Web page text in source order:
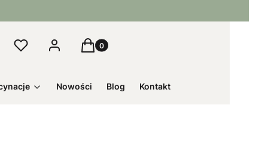
Ulubione LogowanieProdukty w koszyku: 0. Zobacz
Koszyk
Nowości Blog Kontakt